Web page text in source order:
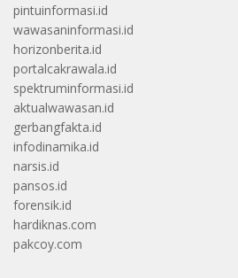
pintuinformasi.id
wawasaninformasi.id
horizonberita.id
portalcakrawala.id
spektruminformasi.id
aktualwawasan.id
gerbangfakta.id
infodinamika.id
narsis.id
pansos.id
forensik.id
hardiknas.com
pakcoy.com